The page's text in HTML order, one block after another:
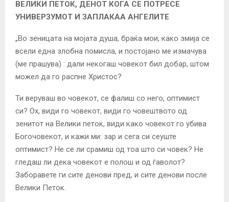
ВЕЛИКИ ПЕТОК, ДЕНОТ КОГА СЕ ПОТРЕСЕ
УНИВЕРЗУМОТ И ЗАПЛАКАА АНГЕЛИТЕ
„Во зеницата на мојата душа, браќа мои, како змија се
всели една злобна помисла, и постојано ме измачува
(ме прашува) : дали некогаш човекот бил добар, штом
можел да го распне Христос?
Ти веруваш во човекот, се фалиш со него, оптимист
си? Ох, види го човекот, види го човештвото од
зенитот на Велики петок, види како човекот го убива
Богочовекот, и кажи ми: зар и сега си сеуште
оптимист? Не се ли срамиш од тоа што си човек? Не
гледаш ли дека човекот е полош и од ѓаволот?
Заборавете ги сите денови пред, и сите денови после
Велики Петок.